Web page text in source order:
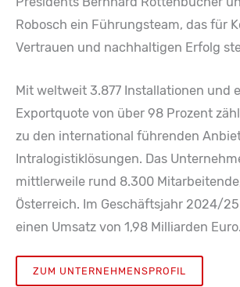
Robosch ein Führungsteam, das für
Vertrauen und nachhaltigen Erfolg
Mit weltweit 3.877 Installationen und
Exportquote von über 98 Prozent
zu den international führenden
Intralogistiklösungen. Das
mittlerweile rund 8.300
Österreich. Im Geschäftsjahr 2024/25
einen Umsatz von 1,98 Milliarden Euro.
ZUM UNTERNEHMENSPROFIL